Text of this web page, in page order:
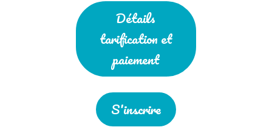
Détails
tarification et
paiement
S'inscrire